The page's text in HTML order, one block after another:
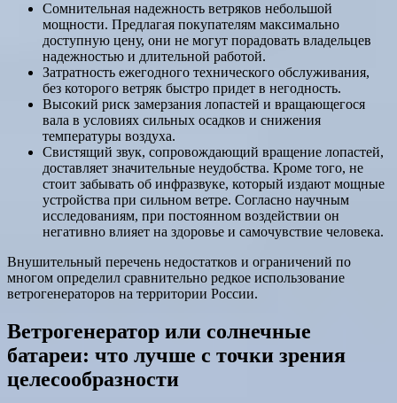
Сомнительная надежность ветряков небольшой
мощности. Предлагая покупателям максимально
доступную цену, они не могут порадовать владельцев
надежностью и длительной работой.
Затратность ежегодного технического обслуживания,
без которого ветряк быстро придет в негодность.
Высокий риск замерзания лопастей и вращающегося
вала в условиях сильных осадков и снижения
температуры воздуха.
Свистящий звук, сопровождающий вращение лопастей,
доставляет значительные неудобства. Кроме того, не
стоит забывать об инфразвуке, который издают мощные
устройства при сильном ветре. Согласно научным
исследованиям, при постоянном воздействии он
негативно влияет на здоровье и самочувствие человека.
Внушительный перечень недостатков и ограничений по
многом определил сравнительно редкое использование
ветрогенераторов на территории России.
Ветрогенератор или солнечные
батареи: что лучше с точки зрения
целесообразности